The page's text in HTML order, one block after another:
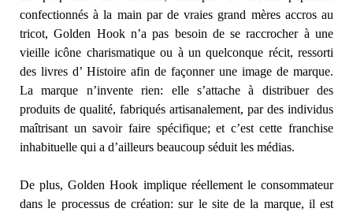
confectionnés à la main par de vraies grand mères accros au
tricot, Golden Hook n’a pas besoin de se raccrocher à une
vieille icône charismatique ou à un quelconque récit, ressorti
des livres d’ Histoire afin de façonner une image de marque.
La marque n’invente rien: elle s’attache à distribuer des
produits de qualité, fabriqués artisanalement, par des individus
maîtrisant un savoir faire spécifique; et c’est cette franchise
inhabituelle qui a d’ailleurs beaucoup séduit les médias.
De plus, Golden Hook implique réellement le consommateur
dans le processus de création: sur le site de la marque, il est